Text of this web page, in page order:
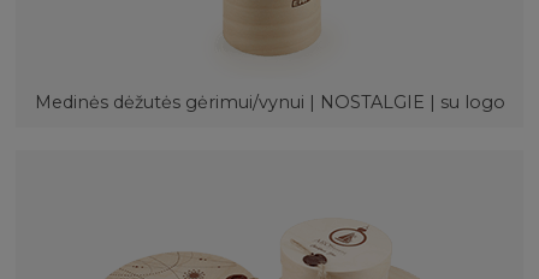
Medinės dėžutės gėrimui/vynui | NOSTALGIE | su logo